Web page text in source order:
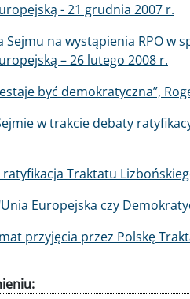
- 21 grudnia 2007 r.
Sejmu na wystąpienia RPO
– 26 lutego 2008 r.
być demokratyczna”,
w trakcie debaty
ratyfikacja Traktatu
Europejska czy
przyjęcia przez Polskę